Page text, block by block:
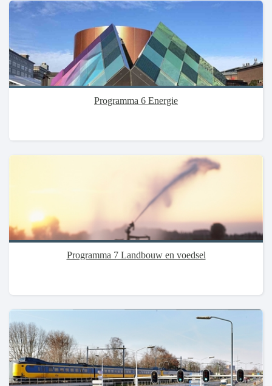
Programma 6 Energie
Programma 7 Landbouw en voedsel